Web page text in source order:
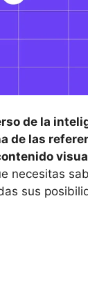
de la
de las
necesitas
sus